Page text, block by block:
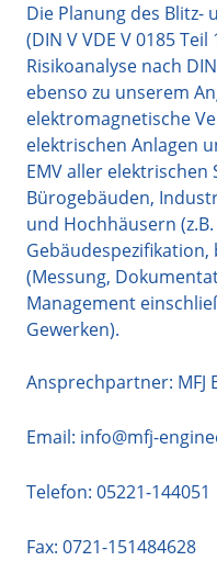
Die Planung des Blitz-
(DIN V VDE V 0185
Risikoanalyse nach
ebenso zu unserem
elektromagnetische
elektrischen Anlagen
EMV aller elektrischen
Bürogebäuden,
und Hochhäusern
(Messung,
Management
Gewerken).
Ansprechpartner: MFJ
Email: info@mfj-
Telefon: 05221-144051
Fax: 0721-151484628